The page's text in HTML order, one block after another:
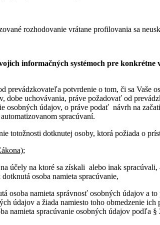
rozhodovanie vrátane profilovania sa
informačných systémoch pre
prevádzkovateľa potvrdenie o tom, či sa Vaše
uchovávania, práve požadovať od
osobných údajov, o práve podať návrh na
spracúvaní.
totožnosti dotknutej osoby, ktorá požiada o
účely na ktoré sa získali alebo inak
osoba namieta spracúvanie,
osoba namieta správnosť osobných údajov a
údajov a žiada namiesto toho obmedzenie
namieta spracúvanie osobných údajov podľa